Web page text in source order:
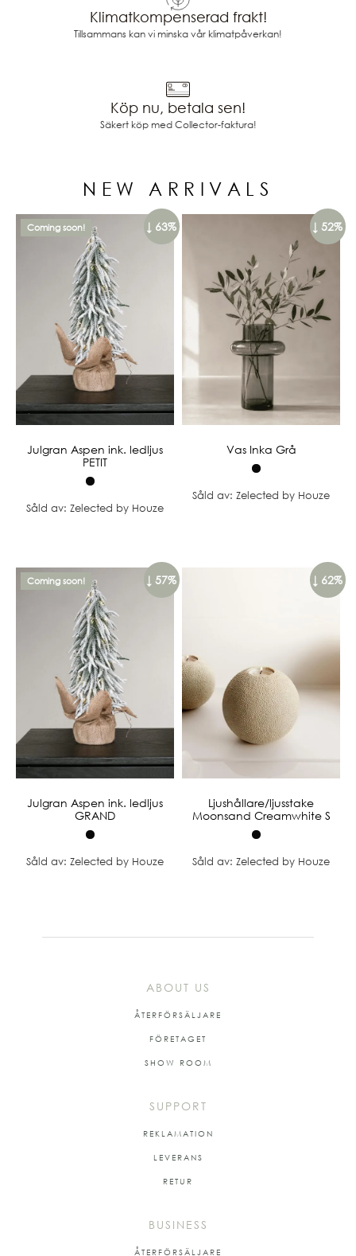
Klimatkompenserad frakt!
Tillsammans kan vi minska vår klimatpåverkan!
Köp nu, betala sen!
Säkert köp med Collector-faktura!
NEW ARRIVALS
Coming soon! ↓ 63%
Julgran Aspen ink. ledljus
PETIT
Såld av: Zelected by Houze
↓ 52%
Vas Inka Grå
Såld av: Zelected by Houze
Coming soon! ↓ 57%
Julgran Aspen ink. ledljus
GRAND
Såld av: Zelected by Houze
↓ 62%
Ljushållare/ljusstake
Moonsand Creamwhite S
Såld av: Zelected by Houze
ABOUT US
ÅTERFÖRSÄLJARE
FÖRETAGET
SHOW ROOM
SUPPORT
REKLAMATION
LEVERANS
RETUR
BUSINESS
ÅTERFÖRSÄLJARE